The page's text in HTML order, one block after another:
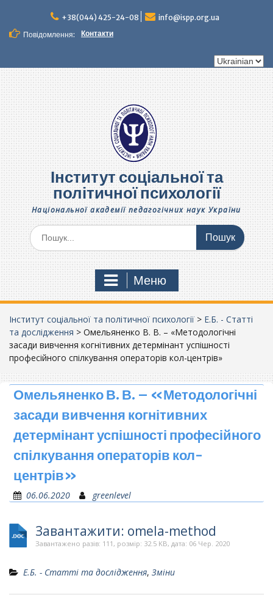
вмісту
+38(044) 425-24-08
info@ispp.org.ua
Повідомлення:
Контакти
Вибрати
Інститут соціальної та
політичної психології
Національної академії педагогічних наук України
Шукати:
Меню
Інститут соціальної та політичної психології > Е.Б. - Статті
та дослідження > Омельяненко В. В. – «Методологічні
засади вивчення когнітивних детермінант успішності
професійного спілкування операторів кол-центрів»
Омельяненко В. В. – «Методологічні
засади вивчення когнітивних
детермінант успішності професійного
спілкування операторів кол-
центрів»
06.06.2020 greenlevel
Завантажити: omela-method
Завантажено разів: 111, розмір: 32.5 KB, дата: 06 Чер. 2020
Е.Б. - Статті та дослідження, Зміни